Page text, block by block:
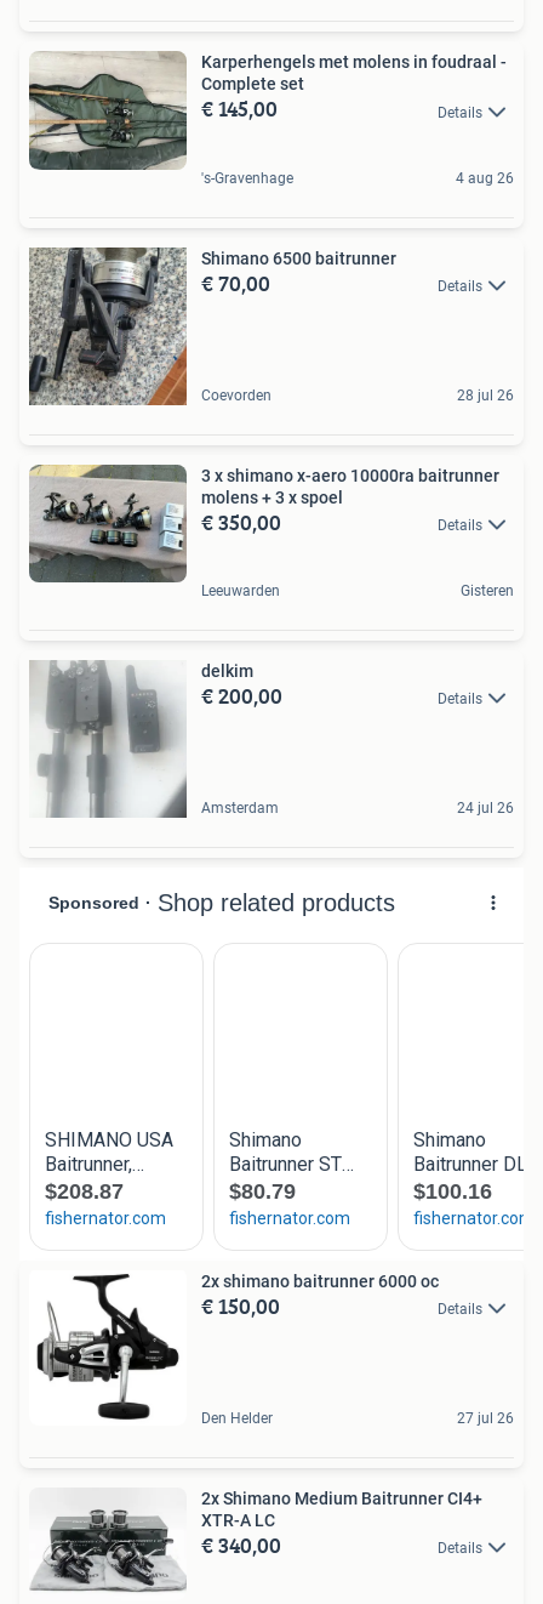
Karperhengels met molens in foudraal -
Complete set
€ 145,00 Details
's-Gravenhage 4 aug 26
Shimano 6500 baitrunner
€ 70,00 Details
Coevorden 28 jul 26
3 x shimano x-aero 10000ra baitrunner
molens + 3 x spoel
€ 350,00 Details
Leeuwarden Gisteren
delkim
€ 200,00 Details
Amsterdam 24 jul 26
2x shimano baitrunner 6000 oc
€ 150,00 Details
Den Helder 27 jul 26
2x Shimano Medium Baitrunner CI4+
XTR-A LC
€ 340,00 Details